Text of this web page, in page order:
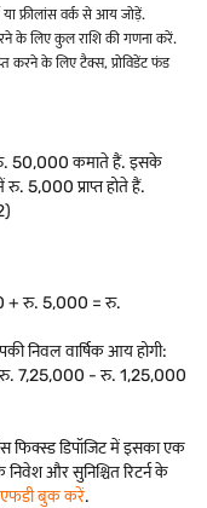
या फ्रीलांस वर्क से आय जोड़ें.
के लिए कुल राशि की गणना करें.
करने के लिए टैक्स, प्रोविडेंट फंड
रु. 50,000 कमाते हैं. इसके
5,000 प्राप्त होते हैं.
+ रु. 5,000 = रु.
निवल वार्षिक आय होगी:
रु. 7,25,000 - रु. 1,25,000
फिक्स्ड डिपॉजिट में इसका एक
और सुनिश्चित रिटर्न के
एफडी बुक करें.